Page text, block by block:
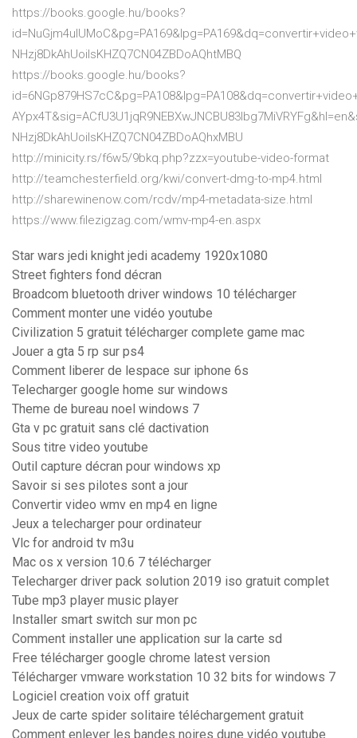
https://books.google.hu/books?
NHzj8DkAhUoiIsKHZQ7CN04ZBDoAQhtMBQ
https://books.google.hu/books?
NHzj8DkAhUoiIsKHZQ7CN04ZBDoAQhxMBU
http://minicity.rs/f6w5/9bkq.php?zzx=youtube-video-format
http://teamchesterfield.org/kwi/convert-dmg-to-mp4.html
http://sharewinenow.com/rcdv/mp4-metadata-size.html
https://www.filezigzag.com/wmv-mp4-en.aspx
Star wars jedi knight jedi academy 1920x1080
Street fighters fond décran
Broadcom bluetooth driver windows 10 télécharger
Comment monter une vidéo youtube
Civilization 5 gratuit télécharger complete game mac
Jouer a gta 5 rp sur ps4
Comment liberer de lespace sur iphone 6s
Telecharger google home sur windows
Theme de bureau noel windows 7
Gta v pc gratuit sans clé dactivation
Sous titre video youtube
Outil capture décran pour windows xp
Savoir si ses pilotes sont a jour
Convertir video wmv en mp4 en ligne
Jeux a telecharger pour ordinateur
Vlc for android tv m3u
Mac os x version 10.6 7 télécharger
Telecharger driver pack solution 2019 iso gratuit complet
Tube mp3 player music player
Installer smart switch sur mon pc
Comment installer une application sur la carte sd
Free télécharger google chrome latest version
Télécharger vmware workstation 10 32 bits for windows 7
Logiciel creation voix off gratuit
Jeux de carte spider solitaire téléchargement gratuit
Comment enlever les bandes noires dune vidéo youtube